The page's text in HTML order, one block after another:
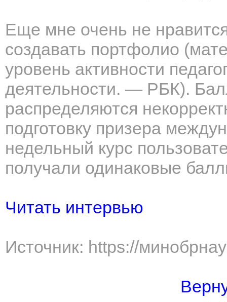
Еще мне очень не
создавать портфолио
уровень активности
деятельности. — РБК).
распределяются
подготовку призера
недельный курс
получали одинаковые
Читать интервью
Источник: https://